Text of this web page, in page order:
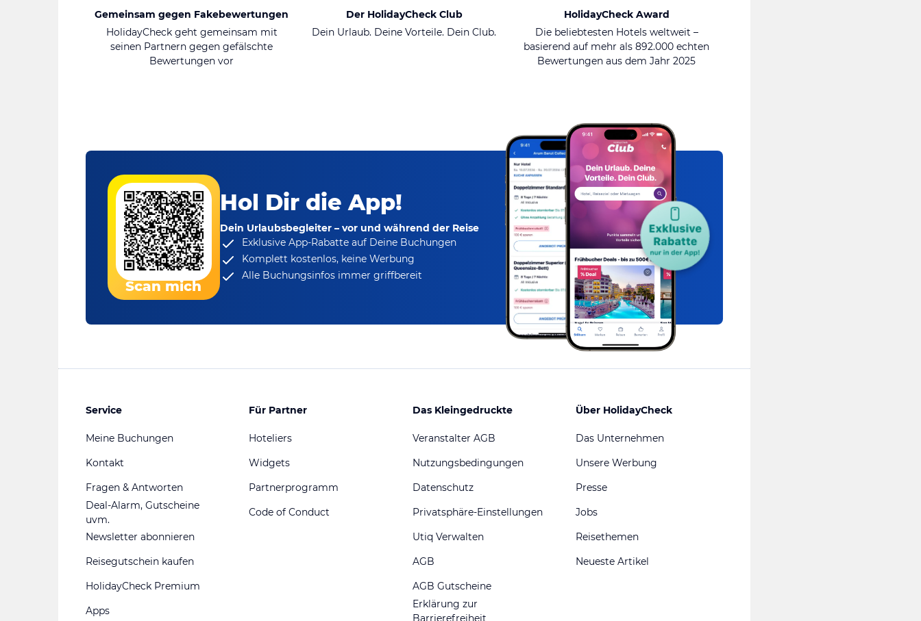
Gemeinsam gegen Fakebewertungen
HolidayCheck geht gemeinsam mit
seinen Partnern gegen gefälschte
Bewertungen vor
Der HolidayCheck Club
Dein Urlaub. Deine Vorteile. Dein Club.
HolidayCheck Award
Die beliebtesten Hotels weltweit –
basierend auf mehr als 892.000 echten
Bewertungen aus dem Jahr 2025
Scan mich
Hol Dir die App!
Dein Urlaubsbegleiter – vor und während der Reise
Exklusive App-Rabatteauf Deine Buchungen
Komplett kostenlos, keine Werbung
Alle Buchungsinfos immer griffbereit
Service
Meine Buchungen
Kontakt
Fragen & Antworten
Deal-Alarm, Gutscheine
uvm.
Newsletter abonnieren
Reisegutschein kaufen
HolidayCheck Premium
Apps
Für Partner
Hoteliers
Widgets
Partnerprogramm
Code of Conduct
Das Kleingedruckte
Veranstalter AGB
Nutzungsbedingungen
Datenschutz
Privatsphäre-Einstellungen
Utiq Verwalten
AGB
AGB Gutscheine
Erklärung zur
Barrierefreiheit
Über HolidayCheck
Das Unternehmen
Unsere Werbung
Presse
Jobs
Reisethemen
Neueste Artikel